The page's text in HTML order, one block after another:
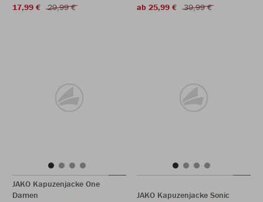
17,99 €
29,99 €
ab 25,99 €
39,99 €
JAKO Kapuzenjacke One
Damen
JAKO Kapuzenjacke Sonic